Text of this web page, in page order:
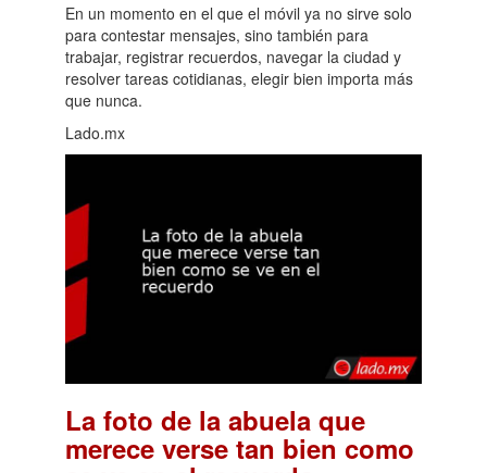
En un momento en el que el móvil ya no sirve solo
para contestar mensajes, sino también para
trabajar, registrar recuerdos, navegar la ciudad y
resolver tareas cotidianas, elegir bien importa más
que nunca.
Lado.mx
La foto de la abuela que
merece verse tan bien como